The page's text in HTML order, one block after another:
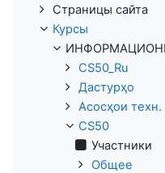
Страницы сайта
Курсы
CS50_Ru
Дастурҳо
Асосҳои техн.
CS50
Участники
Общее